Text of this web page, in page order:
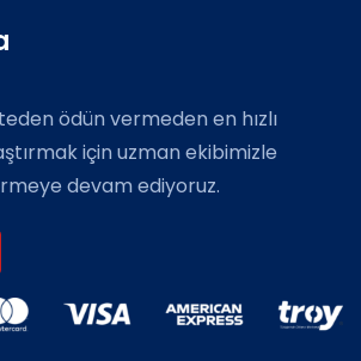
ödün vermeden en hızlı
için uzman ekibimizle
devam ediyoruz.